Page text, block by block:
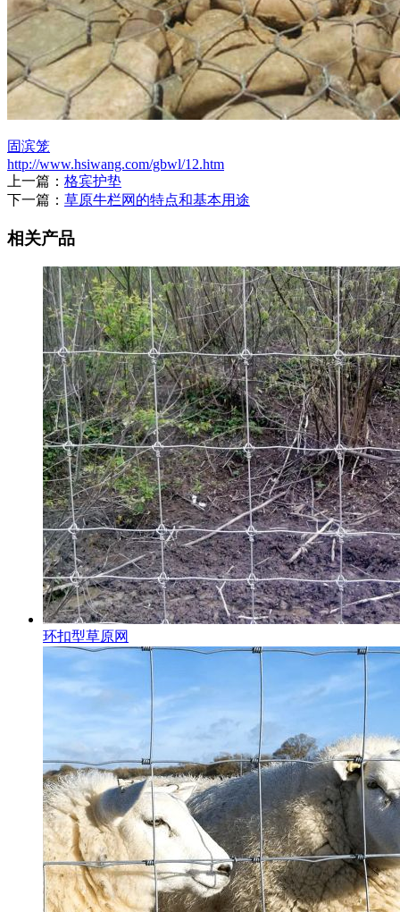
固滨笼
http://www.hsiwang.com/gbwl/12.htm
上一篇： 格宾护垫
下一篇： 草原牛栏网的特点和基本用途
相关产品
环扣型草原网